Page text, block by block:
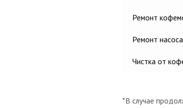
Ремонт
Ремонт насоса
Чистка от
*В случае